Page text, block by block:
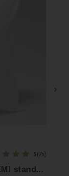
5(7x)
B
lazina 40 x 40 antialergijska EMI standard
›